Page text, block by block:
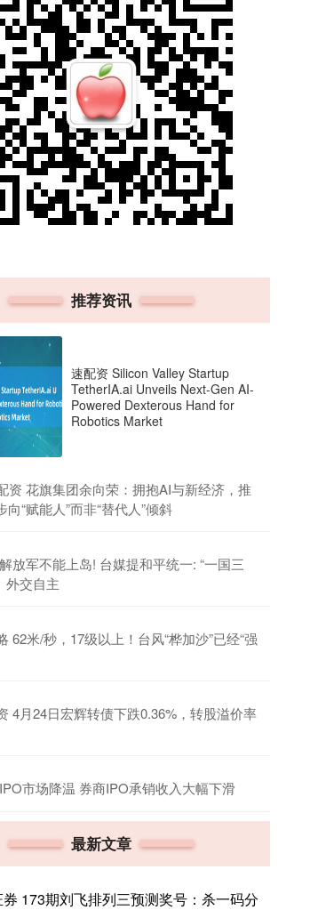
推荐资讯
速配资 Silicon Valley Startup
TetherIA.ai Unveils Next-Gen AI-
Powered Dexterous Hand for
Robotics Market
资 花旗集团余向荣：拥抱AI与新经济，推
向“赋能人”而非“替代人”倾斜
放军不能上岛! 台媒提和平统一: “一国三
外交自主
62米/秒，17级以上！台风“桦加沙”已经“强
4月24日宏辉转债下跌0.36%，转股溢价率
市场降温 券商IPO承销收入大幅下滑
最新文章
173期刘飞排列三预测奖号：杀一码分